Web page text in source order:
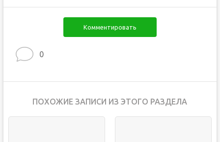
Комментировать
0
ПОХОЖИЕ ЗАПИСИ ИЗ ЭТОГО РАЗДЕЛА